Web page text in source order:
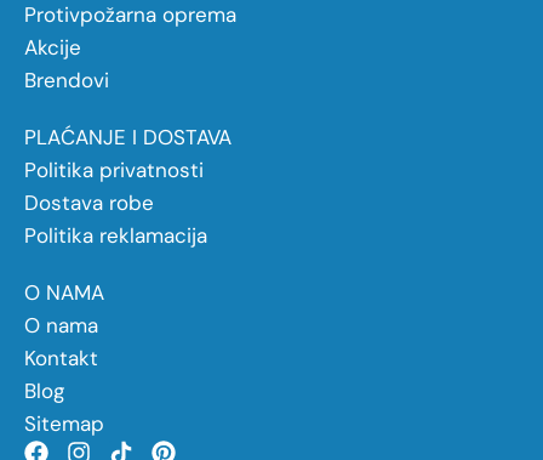
Protivpožarna oprema
Akcije
Brendovi
PLAĆANJE I DOSTAVA
Politika privatnosti
Dostava robe
Politika reklamacija
O NAMA
O nama
Kontakt
Blog
Sitemap